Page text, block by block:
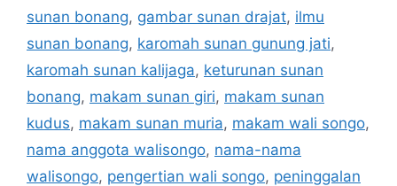
sunan bonang, gambar sunan drajat, ilmu
sunan bonang, karomah sunan gunung jati,
karomah sunan kalijaga, keturunan sunan
bonang, makam sunan giri, makam sunan
kudus, makam sunan muria, makam wali songo,
nama anggota walisongo, nama-nama
walisongo, pengertian wali songo, peninggalan